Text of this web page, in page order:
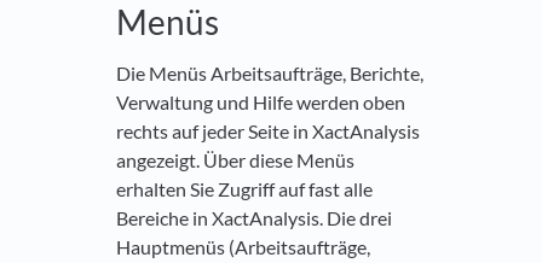
Menüs
Die Menüs Arbeitsaufträge, Berichte,
Verwaltung und Hilfe werden oben
rechts auf jeder Seite in XactAnalysis
angezeigt. Über diese Menüs
erhalten Sie Zugriff auf fast alle
Bereiche in XactAnalysis. Die drei
Hauptmenüs (Arbeitsaufträge,